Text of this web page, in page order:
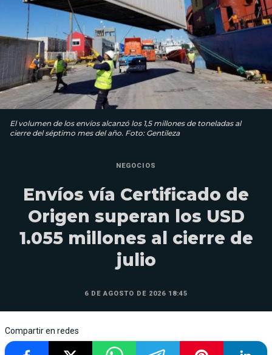
El volumen de los envíos alcanzó los 1,5 millones de toneladas al
cierre del séptimo mes del año. Foto: Gentileza
NEGOCIOS
Envíos vía Certificado de
Origen superan los USD
1.055 millones al cierre de
julio
6 DE AGOSTO DE 2026 18:45
Compartir en redes